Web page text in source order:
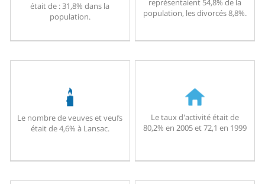
était de : 31,8% dans la
population.
représentaient 54,8% de la
population, les divorcés 8,8%.
Le nombre de veuves et veufs
était de 4,6% à Lansac.
Le taux d'activité était de
80,2% en 2005 et 72,1 en 1999